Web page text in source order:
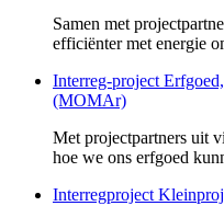
Samen met
efficiënter met energie
Interreg-project
(MOMAr)
Met projectpartners uit
hoe we ons erfgoed
Interregproject